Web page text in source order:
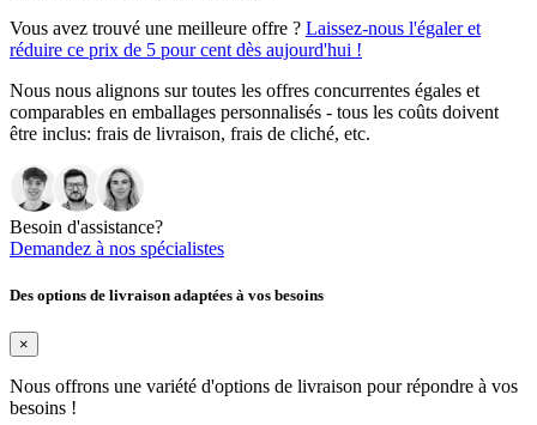
Vous avez trouvé une meilleure offre ? Laissez-nous l'égaler et
réduire ce prix de 5 pour cent dès aujourd'hui !
Nous nous alignons sur toutes les offres concurrentes égales et
comparables en emballages personnalisés - tous les coûts doivent
être inclus: frais de livraison, frais de cliché, etc.
Besoin d'assistance?
Demandez à nos spécialistes
Des options de livraison adaptées à vos besoins
×
Nous offrons une variété d'options de livraison pour répondre à vos
besoins !